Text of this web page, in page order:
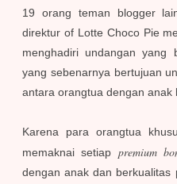
19 orang teman blogger
direktur of Lotte Choco Pie
menghadiri undangan yang
yang sebenarnya bertujuan
antara orangtua dengan anak
Karena para orangtua
memaknai setiap premium
dengan anak dan berkualitas